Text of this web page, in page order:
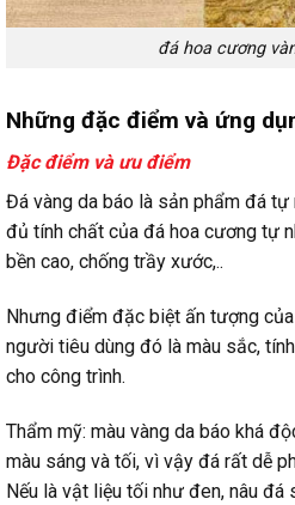
đá hoa cương
Những đặc điểm và ứng
Đặc điểm và ưu điểm
Đá vàng da báo là sản phẩm đá
đủ tính chất của đá hoa cương tự
bền cao, chống trầy xước,..
Nhưng điểm đặc biệt ấn tượng
người tiêu dùng đó là màu sắc,
cho công trình.
Thẩm mỹ: màu vàng da báo khá
màu sáng và tối, vì vậy đá rất dễ
Nếu là vật liệu tối như đen, nâu đá